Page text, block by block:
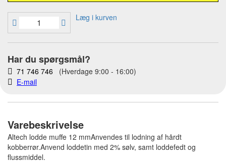
Læg i kurven
Har du spørgsmål?
71 746 746 (Hverdage 9:00 - 16:00)
E-mail
Varebeskrivelse
Altech lodde muffe 12 mmAnvendes til lodning af hårdt
kobberrør.Anvend loddetin med 2% sølv, samt loddefedt og
flussmiddel.